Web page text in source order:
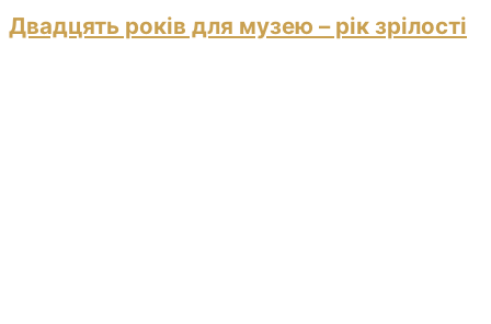
Двадцять років для музею – рік зрілості